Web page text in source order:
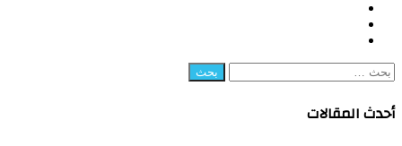
البحث
أحدث المقالات